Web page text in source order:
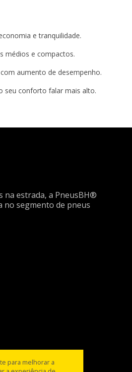
e tranquilidade.
médios e compactos.
aumento de desempenho.
seu conforto falar mais alto.
na estrada, a PneusBH®
segmento de pneus
para melhorar a